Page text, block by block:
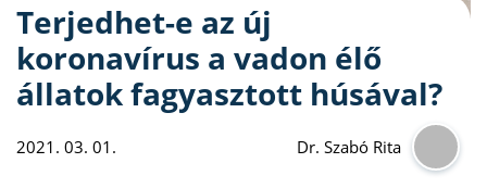
Terjedhet-e az új
koronavírus a vadon élő
állatok fagyasztott húsával?
2021. 03. 01. Dr. Szabó Rita